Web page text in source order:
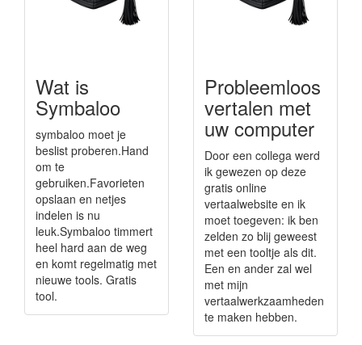
Wat is
Symbaloo
symbaloo moet je
beslist proberen.Hand
om te
gebruiken.Favorieten
opslaan en netjes
indelen is nu
leuk.Symbaloo timmert
heel hard aan de weg
en komt regelmatig met
nieuwe tools. Gratis
tool.
Probleemloos
vertalen met
uw computer
Door een collega werd
ik gewezen op deze
gratis online
vertaalwebsite en ik
moet toegeven: ik ben
zelden zo blij geweest
met een tooltje als dit.
Een en ander zal wel
met mijn
vertaalwerkzaamheden
te maken hebben.